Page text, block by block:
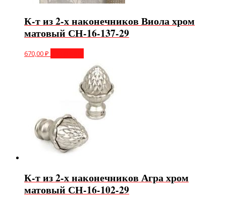
К-т из 2-х наконечников Виола хром
матовый СН-16-137-29
670,00₽
К-т из 2-х наконечников Агра хром
матовый СН-16-102-29